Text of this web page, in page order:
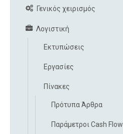
Γενικός χειρισμός
Λογιστική
Εκτυπώσεις
Εργασίες
Πίνακες
Πρότυπα Άρθρα
Παράμετροι Cash Flow